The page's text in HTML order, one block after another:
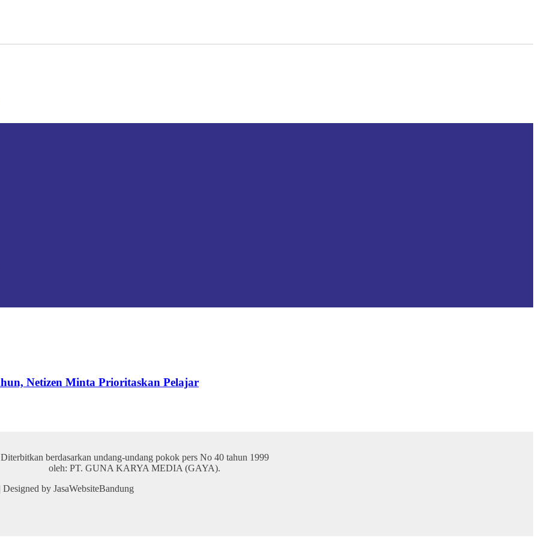
Netizen Minta Prioritaskan Pelajar
Diterbitkan berdasarkan undang-undang pokok pers No 40 tahun 1999
oleh: PT. GUNA KARYA MEDIA (GAYA).
by JasaWebsiteBandung